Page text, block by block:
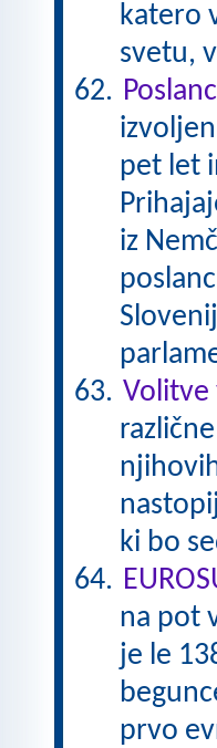
katero
svetu,
pet let
iz
Volitve
ki bo
na pot
je le
prvo